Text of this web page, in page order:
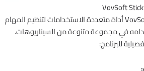
يُعد برنامج VovSoft Sticky Notes أداة متعددة الاستخدامات لتنظيم المهام
في مجموعة متنوعة من السيناريوهات.
للبرنامج: